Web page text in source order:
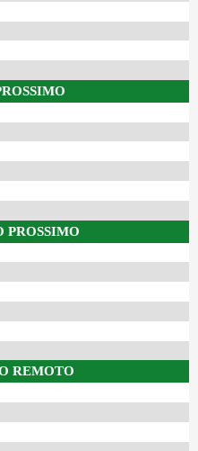
PROSSIMO
REMOTO